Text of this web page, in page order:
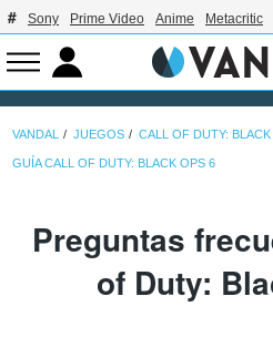
Sony Prime Video Anime Metacritic
VANDAL JUEGOS CALL OF DUTY:
GUÍA CALL OF DUTY: BLACK OPS 6
Preguntas
of Duty: